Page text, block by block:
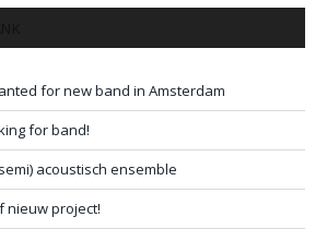
for new band in Amsterdam
for band!
acoustisch ensemble
nieuw project!